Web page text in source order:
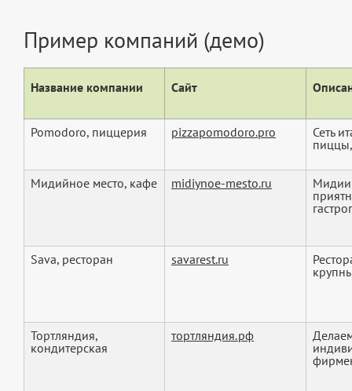
Пример компаний (демо)
Название компании Сайт
Pomodoro, пиццерия pizzapomodoro.pro
Сеть
Мидийное место, кафе midiynoe-mesto.ru
Мидии
Sava, ресторан savarest.ru
Тортляндия,
кондитерская
тортляндия.рф